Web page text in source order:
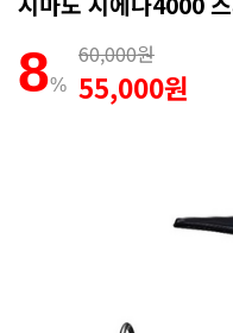
8%
60,000원
55,000원